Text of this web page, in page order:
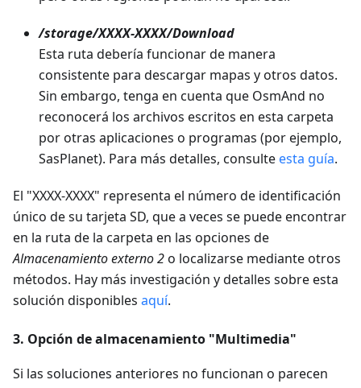
/storage/XXXX-XXXX/Download
Esta ruta debería funcionar de manera
consistente para descargar mapas y otros datos.
Sin embargo, tenga en cuenta que OsmAnd no
reconocerá los archivos escritos en esta carpeta
por otras aplicaciones o programas (por ejemplo,
SasPlanet). Para más detalles, consulte esta guía.
El "XXXX-XXXX" representa el número de identificación
único de su tarjeta SD, que a veces se puede encontrar
en la ruta de la carpeta en las opciones de
Almacenamiento externo 2o localizarse mediante otros
métodos. Hay más investigación y detalles sobre esta
solución disponibles aquí.
3. Opción de almacenamiento "Multimedia"
Si las soluciones anteriores no funcionan o parecen